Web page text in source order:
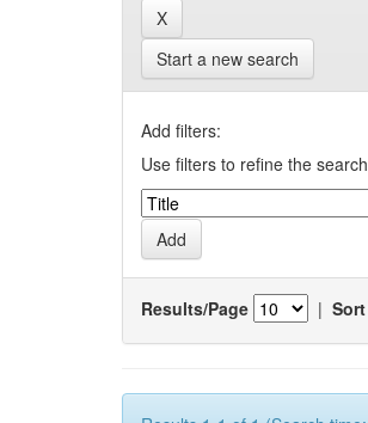
Start a new search
Add filters:
Use filters to refine the
Results/Page |